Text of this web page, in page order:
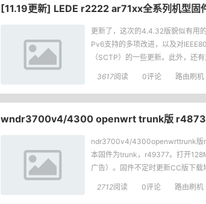
[11.19更新] LEDE r2222 ar71xx全系列机型
更新了，这次的4.4.32版貌似有用
Pv6支持的多项改进，以及对
（SCTP）的一些更新。此外，还
3617阅读 0评论 路由刷机
wndr3700v4/4300 openwrt trunk版
ndr3700v4/4300openwrttrunk版
本固件为trunk，r49377。打开
广告）。固件不定时更新CC版下
2712阅读 0评论 路由刷机